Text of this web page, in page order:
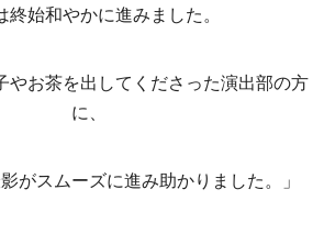
終始和やかに進みました。
やお茶を出してくださった演出部の方
に、
がスムーズに進み助かりました。」